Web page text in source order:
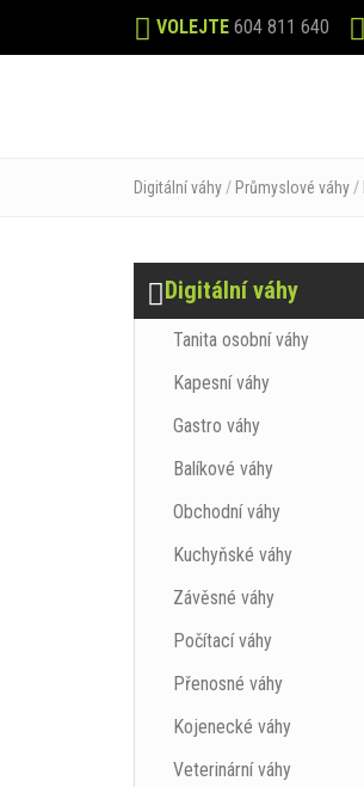
VOLEJTE 604 811 640
Digitální váhy / Průmyslové váhy /
Digitální váhy
Tanita osobní váhy
Kapesní váhy
Gastro váhy
Balíkové váhy
Obchodní váhy
Kuchyňské váhy
Závěsné váhy
Počítací váhy
Přenosné váhy
Kojenecké váhy
Veterinární váhy